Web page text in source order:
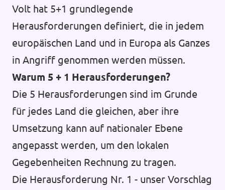
Volt hat 5+1 grundlegende
Herausforderungen definiert, die in jedem
europäischen Land und in Europa als Ganzes
in Angriff genommen werden müssen.
Warum 5 + 1 Herausforderungen?
Die 5 Herausforderungen sind im Grunde
für jedes Land die gleichen, aber ihre
Umsetzung kann auf nationaler Ebene
angepasst werden, um den lokalen
Gegebenheiten Rechnung zu tragen.
Die Herausforderung Nr. 1 - unser Vorschlag